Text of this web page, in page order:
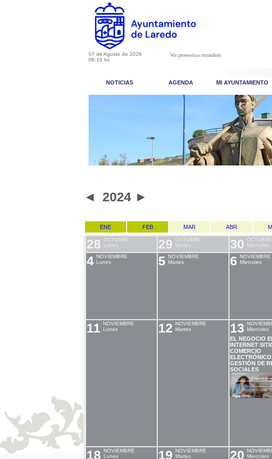
07 de Agosto de 2026
06:10 hs
Ver pronostico extendido
NOTICIAS AGENDA MI AYUNTAMIENTO
◄ 2024 ►
ENE FEB MAR ABR
28 OCTUBRE
Lunes
29 OCTUBRE
Martes
30 OCTUBRE
Miercoles
4 NOVIEMBRE
Lunes
5
NOVIEMBRE
Martes
6
NOVIEMBRE
Miercoles
11
NOVIEMBRE
Lunes
12
NOVIEMBRE
Martes
13
Miercoles
EL NEGOCIO
INTERNET
COMERCIO
ELECTRÓNICO
GESTIÓN DE
SOCIALES
18
NOVIEMBRE
Lunes
19
NOVIEMBRE
Martes
20
Miercoles